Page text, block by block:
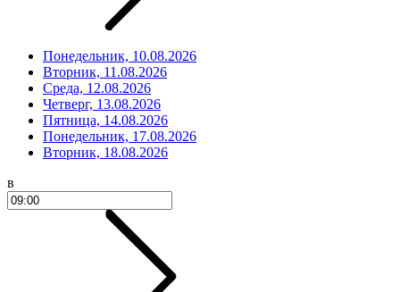
Понедельник, 10.08.2026
Вторник, 11.08.2026
Среда, 12.08.2026
Четверг, 13.08.2026
Пятница, 14.08.2026
Понедельник, 17.08.2026
Вторник, 18.08.2026
в